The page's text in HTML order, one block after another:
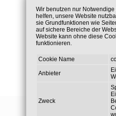
Wir benutzen nur
helfen, unsere Website
sie Grundfunktionen wie
auf sichere Bereiche der
Website kann ohne diese
funktionieren.
Cookie Name
Anbieter
Zweck
Lachgas, um so
schmerzfreies